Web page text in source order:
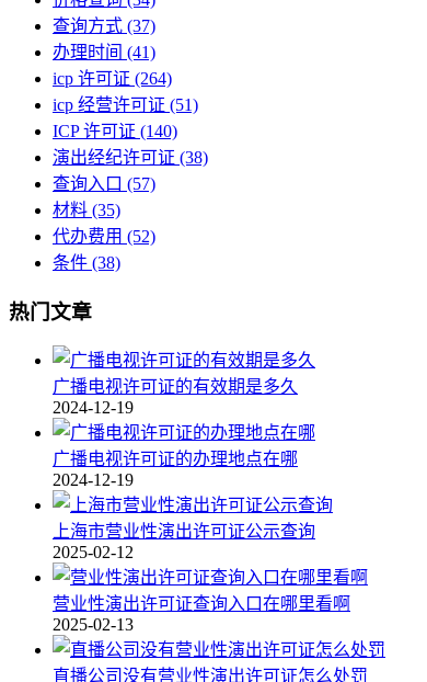
查询方式 (37)
办理时间 (41)
icp 许可证 (264)
icp 经营许可证 (51)
ICP 许可证 (140)
演出经纪许可证 (38)
查询入口 (57)
材料 (35)
代办费用 (52)
条件 (38)
热门文章
广播电视许可证的有效期是多久
2024-12-19
广播电视许可证的办理地点在哪
2024-12-19
上海市营业性演出许可证公示查询
2025-02-12
营业性演出许可证查询入口在哪里看啊
2025-02-13
直播公司没有营业性演出许可证怎么处罚